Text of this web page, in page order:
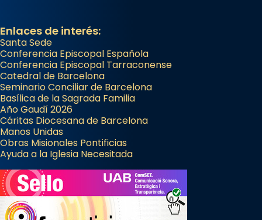
Enlaces de interés:
Santa Sede
Conferencia Episcopal Española
Conferencia Episcopal Tarraconense
Catedral de Barcelona
Seminario Conciliar de Barcelona
Basílica de la Sagrada Familia
Año Gaudí 2026
Cáritas Diocesana de Barcelona
Manos Unidas
Obras Misionales Pontificias
Ayuda a la Iglesia Necesitada